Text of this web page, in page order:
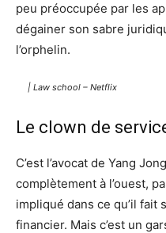
peu préoccupée par les
dégainer son sabre
l’orphelin.
| Law school – Netflix
Le clown de
C’est l’avocat de Yang
complètement à l’ouest,
impliqué dans ce qu’il fait
financier. Mais c’est un